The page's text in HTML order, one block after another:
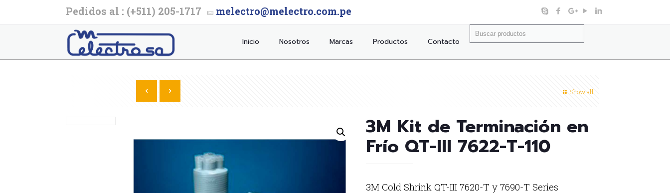
Pedidos al : (+511) 205-1717 melectro@melectro.com.pe
Inicio Nosotros Marcas Productos Contacto
Buscar:
Show all
3M Kit de Terminación en
Frío QT-III 7622-T-110
3M Cold Shrink QT-III 7620-T y 7690-T Series